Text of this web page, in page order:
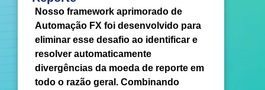
Nosso framework aprimorado de
Automação FX foi desenvolvido para
eliminar esse desafio ao identificar e
resolver automaticamente
divergências da moeda de reporte em
todo o razão geral. Combinando